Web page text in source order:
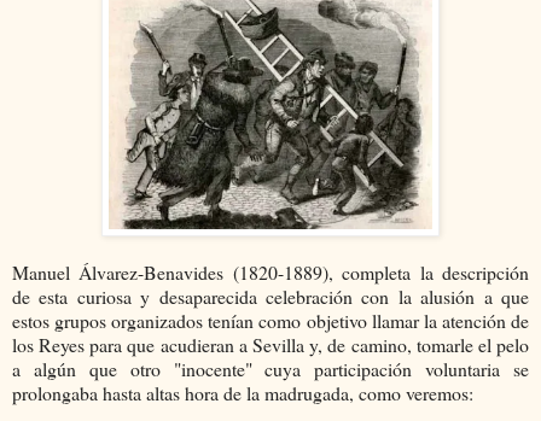
Manuel Álvarez-Benavides (1820-1889), completa la descripción
de esta curiosa y desaparecida celebración con la alusión a que
estos grupos organizados tenían como objetivo llamar la atención de
los Reyes para que acudieran a Sevilla y, de camino, tomarle el pelo
a algún que otro "inocente" cuya participación voluntaria se
prolongaba hasta altas hora de la madrugada, como veremos: